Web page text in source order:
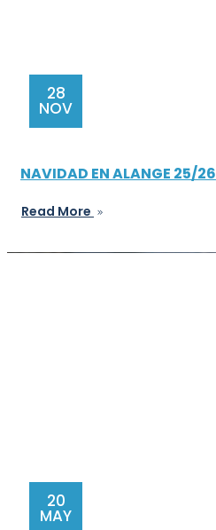
28
NOV
NAVIDAD EN ALANGE 25/26
Read More
20
MAY